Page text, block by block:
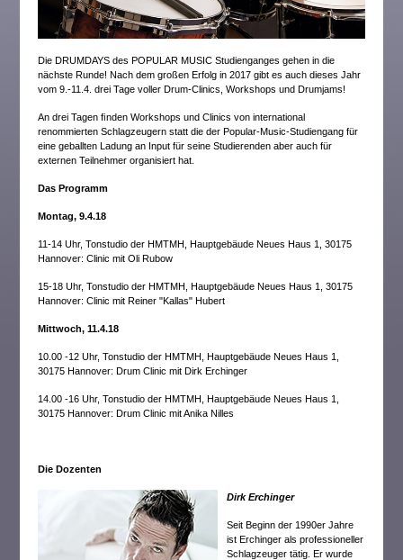
Die DRUMDAYS des POPULAR MUSIC Studienganges gehen in die
nächste Runde! Nach dem großen Erfolg in 2017 gibt es auch dieses Jahr
vom 9.-11.4. drei Tage voller Drum-Clinics, Workshops und Drumjams!
An drei Tagen ﬁnden Workshops und Clinics von international
renommierten Schlagzeugern statt die der Popular-Music-Studiengang für
eine geballten Ladung an Input für seine Studierenden aber auch für
externen Teilnehmer organisiert hat.
Das Programm
Montag, 9.4.18
11-14 Uhr, Tonstudio der HMTMH, Hauptgebäude Neues Haus 1, 30175
Hannover: Clinic mit Oli Rubow
15-18 Uhr, Tonstudio der HMTMH, Hauptgebäude Neues Haus 1, 30175
Hannover: Clinic mit Reiner "Kallas" Hubert
Mittwoch, 11.4.18
10.00 -12 Uhr, Tonstudio der HMTMH, Hauptgebäude Neues Haus 1,
30175 Hannover: Drum Clinic mit Dirk Erchinger
14.00 -16 Uhr, Tonstudio der HMTMH, Hauptgebäude Neues Haus 1,
30175 Hannover: Drum Clinic mit Anika Nilles
Die Dozenten
Dirk Erchinger
Seit Beginn der 1990er Jahre
ist Erchinger als professioneller
Schlagzeuger tätig. Er wurde